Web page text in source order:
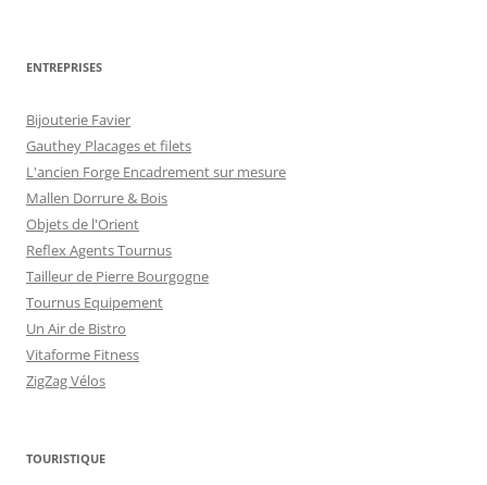
ENTREPRISES
Bijouterie Favier
Gauthey Placages et filets
L'ancien Forge Encadrement sur mesure
Mallen Dorrure & Bois
Objets de l'Orient
Reflex Agents Tournus
Tailleur de Pierre Bourgogne
Tournus Equipement
Un Air de Bistro
Vitaforme Fitness
ZigZag Vélos
TOURISTIQUE